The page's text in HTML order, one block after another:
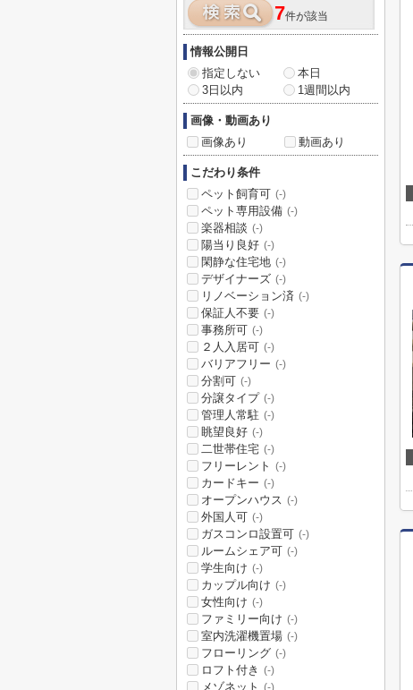
7件が該当
情報公開日
指定しない
本日
3日以内
1週間以内
画像・動画あり
画像あり
動画あり
こだわり条件
ペット飼育可 (-)
ペット専用設備 (-)
楽器相談 (-)
陽当り良好 (-)
閑静な住宅地 (-)
デザイナーズ (-)
リノベーション済 (-)
保証人不要 (-)
事務所可 (-)
２人入居可 (-)
バリアフリー (-)
分割可 (-)
分譲タイプ (-)
管理人常駐 (-)
眺望良好 (-)
二世帯住宅 (-)
フリーレント (-)
カードキー (-)
オープンハウス (-)
外国人可 (-)
ガスコンロ設置可 (-)
ルームシェア可 (-)
学生向け (-)
カップル向け (-)
女性向け (-)
ファミリー向け (-)
室内洗濯機置場 (-)
フローリング (-)
ロフト付き (-)
メゾネット (-)